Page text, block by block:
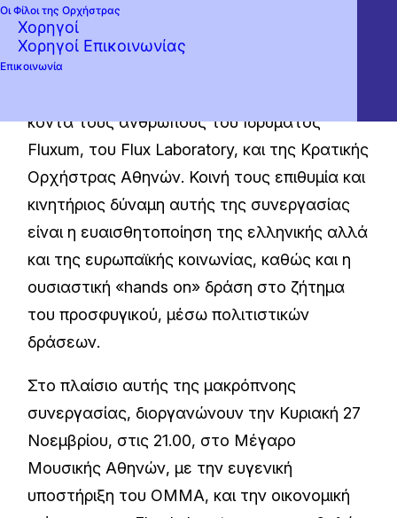
Οι Φίλοι της Ορχήστρας
Χορηγοί
Χορηγοί Επικοινωνίας
Επικοινωνία
Η ανθρώπινη τραγωδία έχει την τάση να
φέρνει τους ανθρώπους πιο κοντά, να τους
ωθεί να δρουν συλλογικά, ώστε κάπως να
κοντά τους ανθρώπους του Ιδρυματος
Fluxum, του Flux Laboratory, και της Κρατικής
Ορχήστρας Αθηνών. Κοινή τους επιθυμία και
κινητήριος δύναμη αυτής της συνεργασίας
είναι η ευαισθητοποίηση της ελληνικής αλλά
και της ευρωπαϊκής κοινωνίας, καθώς και η
ουσιαστική «hands on» δράση στο ζήτημα
του προσφυγικού, μέσω πολιτιστικών
δράσεων.
Στο πλαίσιο αυτής της μακρόπνοης
συνεργασίας, διοργανώνουν την Κυριακή 27
Νοεμβρίου, στις 21.00, στο Μέγαρο
Μουσικής Αθηνών, με την ευγενική
υποστήριξη του ΟΜΜΑ, και την οικονομική